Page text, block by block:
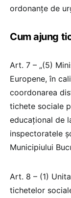
ordonanțe de
Cum ajung
Art. 7 – „(5)
Europene, în
coordonarea
tichete sociale
educaţional de
inspectoratele
Municipiului
Art. 8 – (1)
tichetelor